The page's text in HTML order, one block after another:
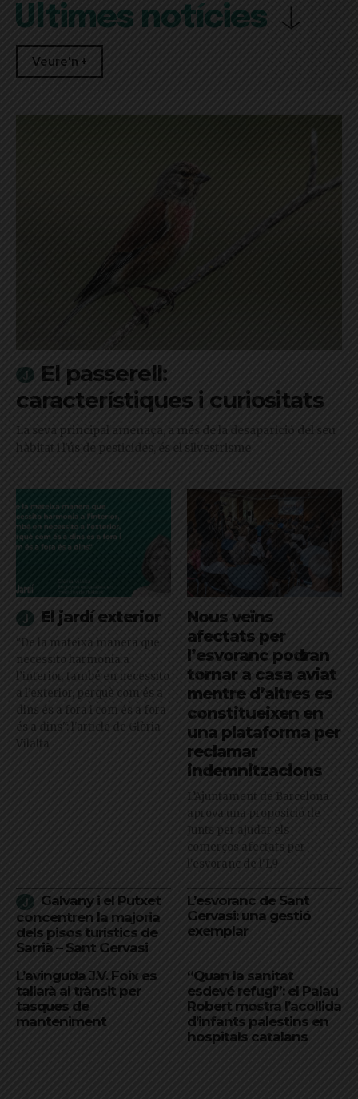
Últimes notícies
Veure'n +
El passerell:
característiques i curiositats
La seva principal amenaça, a més de la desaparició del seu
hàbitat i l'ús de pesticides, és el silvestrisme
El jardí exterior
"De la mateixa manera que
necessito harmonia a
l’interior, també en necessito
a l’exterior, perquè com és a
dins és a fora i com és a fora
és a dins": l'article de Glòria
Vilalta
Nous veïns
afectats per
l’esvoranc podran
tornar a casa aviat
mentre d’altres es
constitueixen en
una plataforma per
reclamar
indemnitzacions
L’Ajuntament de Barcelona
aprova una proposició de
Junts per ajudar els
comerços afectats per
l'esvoranc de l'L9
Galvany i el Putxet
concentren la majoria
dels pisos turístics de
Sarrià – Sant Gervasi
L’esvoranc de Sant
Gervasi: una gestió
exemplar
L’avinguda J.V. Foix es
tallarà al trànsit per
tasques de
manteniment
“Quan la sanitat
esdevé refugi”: el Palau
Robert mostra l’acollida
d’infants palestins en
hospitals catalans